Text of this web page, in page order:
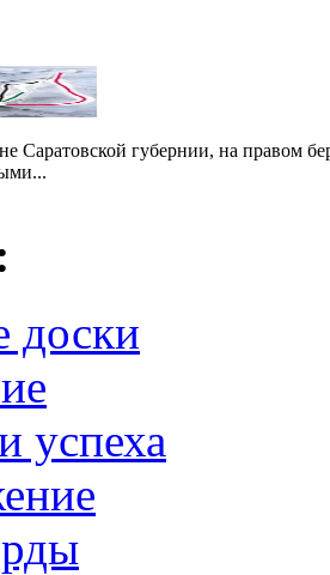
Саратовской губернии, на правом
доски
успеха